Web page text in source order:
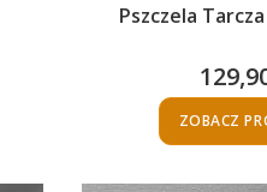
Pszczela
Cena
ZOBACZ